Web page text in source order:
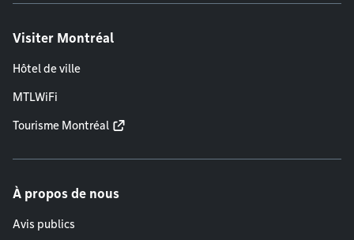
Visiter Montréal
Hôtel de ville
MTLWiFi
Tourisme Montréal
À propos de nous
Avis publics